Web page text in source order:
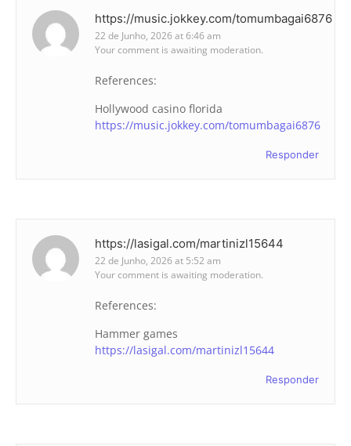
https://music.jokkey.com/tomumbagai6876
22 de Junho, 2026 at 6:46 am
Your comment is awaiting moderation.
References:
Hollywood casino florida
https://music.jokkey.com/tomumbagai6876
Responder
https://lasigal.com/martinizl15644
22 de Junho, 2026 at 5:52 am
Your comment is awaiting moderation.
References:
Hammer games
https://lasigal.com/martinizl15644
Responder